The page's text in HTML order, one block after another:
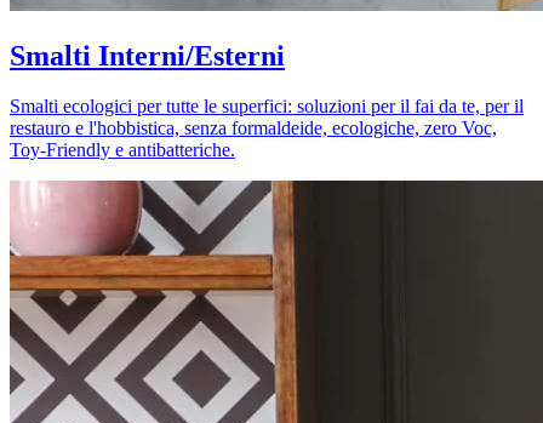
Smalti Interni/Esterni
Smalti ecologici per tutte le superfici: soluzioni per il fai da te, per il
restauro e l'hobbistica, senza formaldeide, ecologiche, zero Voc,
Toy-Friendly e antibatteriche.